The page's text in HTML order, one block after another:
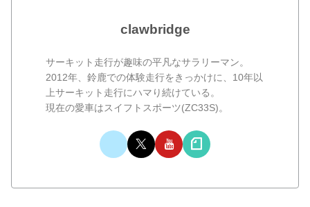
clawbridge
サーキット走行が趣味の平凡なサラリーマン。
2012年、鈴鹿での体験走行をきっかけに、10年以
上サーキット走行にハマり続けている。
現在の愛車はスイフトスポーツ(ZC33S)。